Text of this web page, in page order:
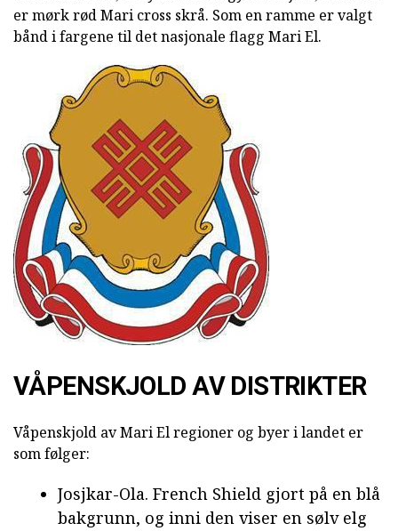
er mørk rød Mari cross skrå. Som en ramme er valgt
bånd i fargene til det nasjonale flagg Mari El.
VÅPENSKJOLD AV DISTRIKTER
Våpenskjold av Mari El regioner og byer i landet er
som følger:
Josjkar-Ola. French Shield gjort på en blå
bakgrunn, og inni den viser en sølv elg